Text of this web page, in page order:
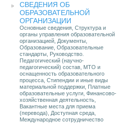
СВЕДЕНИЯ ОБ
ОБРАЗОВАТЕЛЬНОЙ
ОРГАНИЗАЦИИ
Основные сведения, Структура и
органы управления образовательной
организацией, Документы,
Образование, Образовательные
стандарты, Руководство.
Педагогический (научно-
педагогический) состав, МТО и
оснащенность образовательного
процесса, Стипендии и иные виды
материальной поддержки, Платные
образовательные услуги, Финансово-
хозяйственная деятельность,
Вакантные места для приема
(перевода), Доступная среда,
Международное сотрудничество